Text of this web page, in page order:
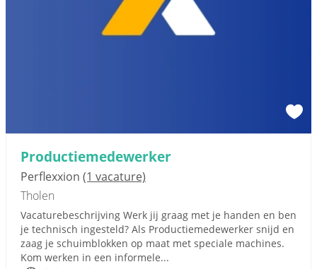
Productiemedewerker
Perflexxion (1 vacature)
Tholen
Vacaturebeschrijving Werk jij graag met je handen en ben
je technisch ingesteld? Als Productiemedewerker snijd en
zaag je schuimblokken op maat met speciale machines.
Kom werken in een informele...